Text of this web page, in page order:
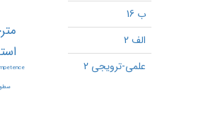
ب 16
الف 2
علمی-ترویجی 2